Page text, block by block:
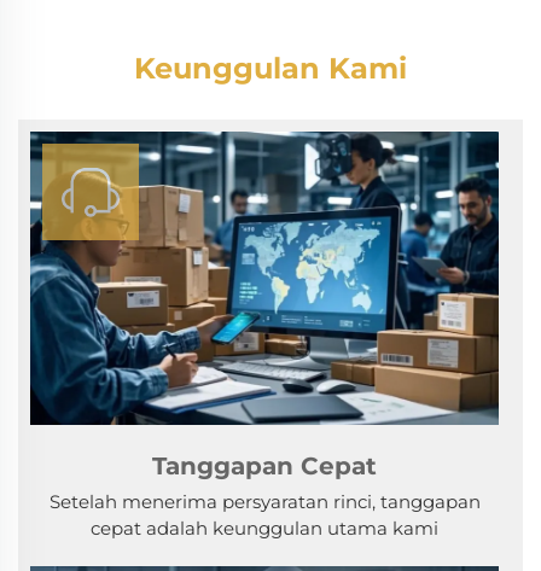
Keunggulan Kami
Tanggapan Cepat
Setelah menerima persyaratan rinci, tanggapan
cepat adalah keunggulan utama kami